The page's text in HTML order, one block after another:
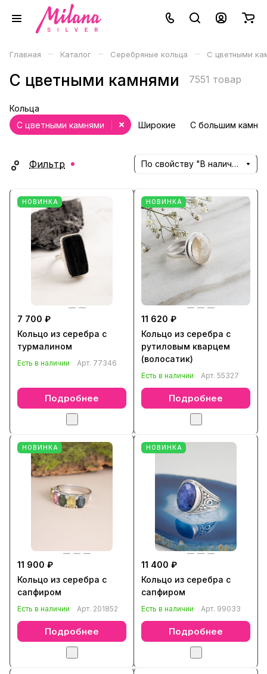
Главная – Каталог – Серебряные кольца – С цветными
С цветными камнями 7551 товар
Кольца
Широкие
С большим
С цветными камнями
Фильтр По свойству "В наличии" (убывание)
НОВИНКА
7 700 ₽
Кольцо из серебра с
турмалином
Есть в наличии Арт. 77346
Подробнее
НОВИНКА
11 620 ₽
Кольцо из серебра с
рутиловым кварцем
(волосатик)
Есть в наличии Арт. 55327
Подробнее
НОВИНКА
11 900 ₽
Кольцо из серебра с
сапфиром
Есть в наличии Арт. 201852
Подробнее
НОВИНКА
11 400 ₽
Кольцо из серебра с
сапфиром
Есть в наличии Арт. 99033
Подробнее